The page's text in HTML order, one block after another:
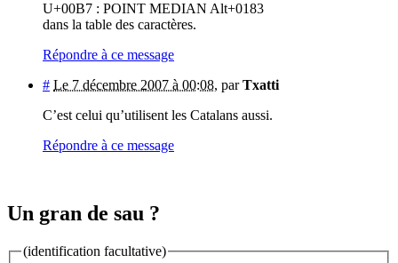
U+00B7 : POINT MEDIAN Alt+0183
dans la table des caractères.
Répondre à ce message
# Le 7 décembre 2007 à 00:08, parTxatti
C’est celui qu’utilisent les Catalans aussi.
Répondre à ce message
Un gran de sau ?
(identification facultative)